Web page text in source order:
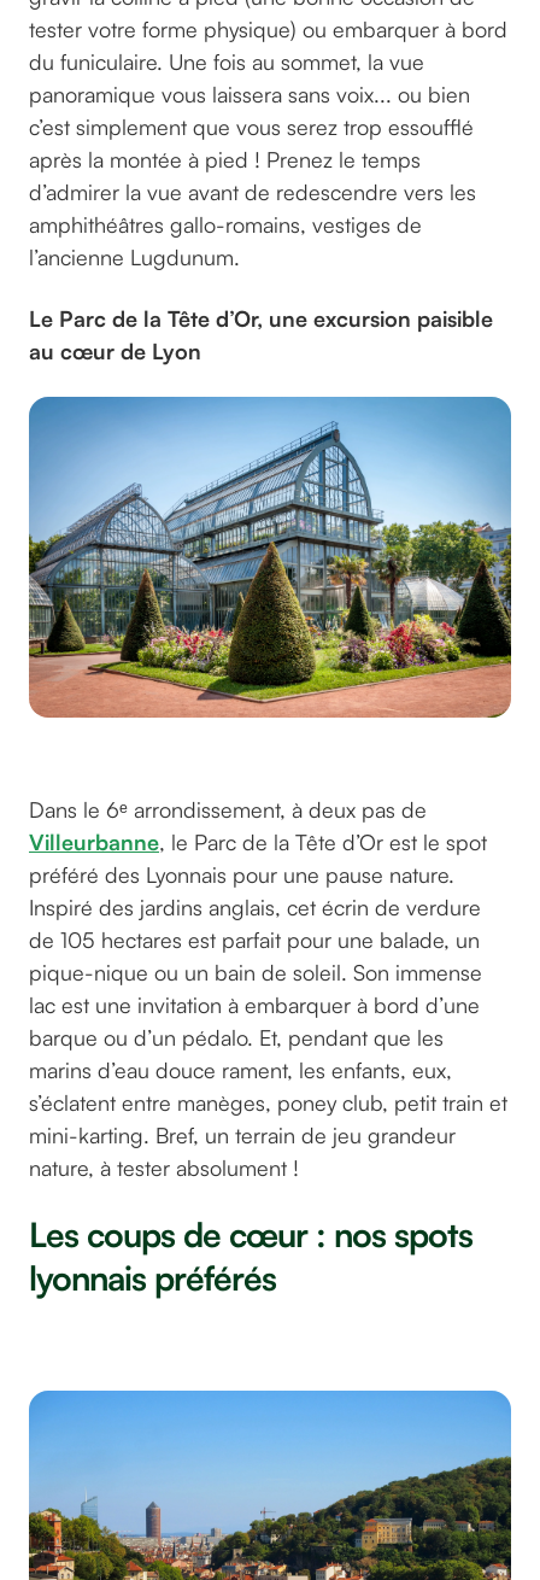
tester votre forme physique) ou embarquer à bord
du funiculaire. Une fois au sommet, la vue
panoramique vous laissera sans voix... ou bien
c’est simplement que vous serez trop essoufflé
après la montée à pied ! Prenez le temps
d’admirer la vue avant de redescendre vers les
amphithéâtres gallo-romains, vestiges de
l’ancienne Lugdunum.
Le Parc de la Tête d’Or, une excursion paisible
au cœur de Lyon
Dans le 6ᵉ arrondissement, à deux pas de
Villeurbanne, le Parc de la Tête d’Or est le spot
préféré des Lyonnais pour une pause nature.
Inspiré des jardins anglais, cet écrin de verdure
de 105 hectares est parfait pour une balade, un
pique-nique ou un bain de soleil. Son immense
lac est une invitation à embarquer à bord d’une
barque ou d’un pédalo. Et, pendant que les
marins d’eau douce rament, les enfants, eux,
s’éclatent entre manèges, poney club, petit train et
mini-karting. Bref, un terrain de jeu grandeur
nature, à tester absolument !
Les coups de cœur : nos spots
lyonnais préférés